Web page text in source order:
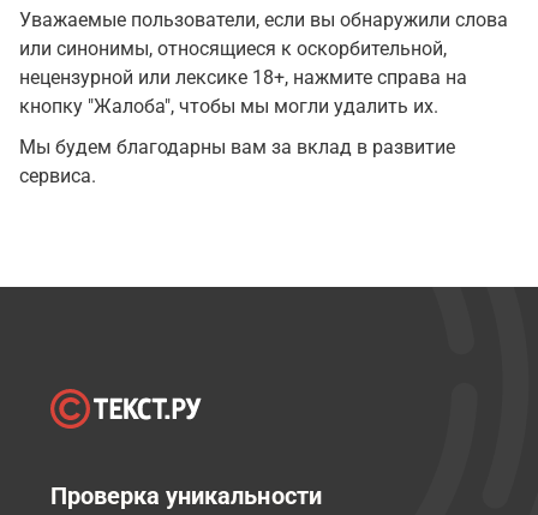
Уважаемые пользователи, если вы обнаружили слова
или синонимы, относящиеся к оскорбительной,
нецензурной или лексике 18+, нажмите справа на
кнопку "Жалоба", чтобы мы могли удалить их.
Мы будем благодарны вам за вклад в развитие
сервиса.
Проверка уникальности